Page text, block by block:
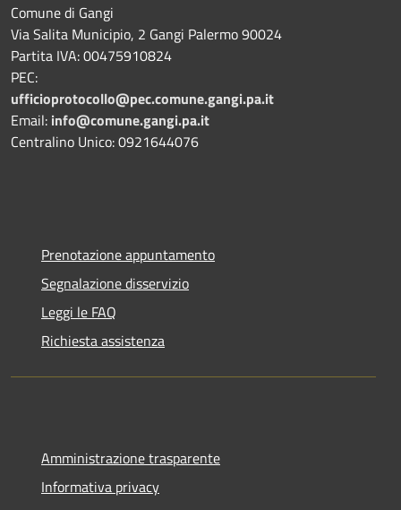
Comune di Gangi
Via Salita Municipio, 2 Gangi Palermo 90024
Partita IVA: 00475910824
PEC:
ufficioprotocollo@pec.comune.gangi.pa.it
Email: info@comune.gangi.pa.it
Centralino Unico: 0921644076
Prenotazione appuntamento
Segnalazione disservizio
Leggi le FAQ
Richiesta assistenza
Amministrazione trasparente
Informativa privacy